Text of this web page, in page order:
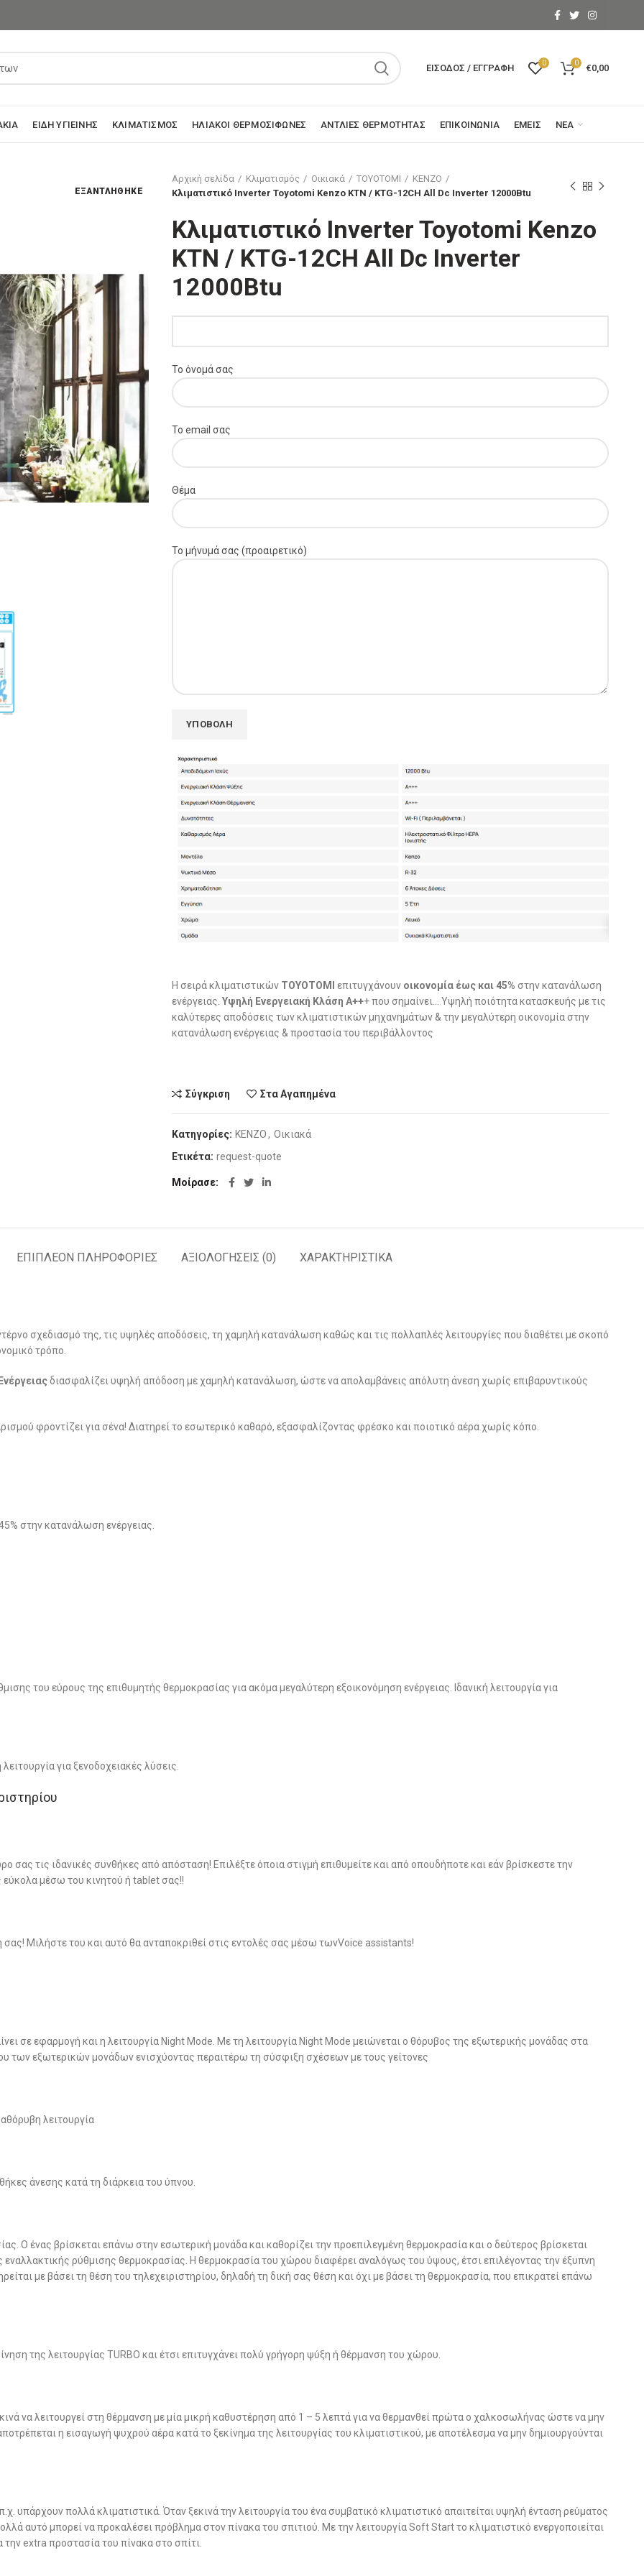
ΕΊΣΟΔΟΣ / ΕΓΓΡΑΦΉ 0 0 €0,00
ΕΊΔΗ ΥΓΙΕΙΝΉΣ ΚΛΙΜΑΤΙΣΜΌΣ ΗΛΙΑΚΟΊ ΘΕΡΜΟΣΊΦΩΝΕΣ ΑΝΤΛΊΕΣ ΘΕΡΜΌΤΗΤΑΣ ΕΠΙΚΟΙΝΩΝΊΑ ΕΜΕΊΣ ΝΈΑ
ΕΞΑΝΤΛΉΘΗΚΕ
Αρχική σελίδα Κλιματισμός Οικιακά TOYΟTOMI
KENZO
Κλιματιστικό Ιnverter Toyotomi Kenzo KTN / KTG-12CH All Dc Inverter 12000Btu
Κλιματιστικό Ιnverter Toyotomi Kenzo
KTN / KTG-12CH All Dc Inverter
12000Btu
Το όνομά σας
Το email σας
Θέμα
Το μήνυμά σας (προαιρετικό)
Η σειρά κλιματιστικώνTOYOTOMI επιτυγχάνουν οικονομία έως και 45% στην κατανάλωση
ενέργειας. Υψηλή Ενεργειακή Κλάση Α+++ που σημαίνει… Yψηλή ποιότητα κατασκευής με τις
καλύτερες αποδόσεις των κλιματιστικών μηχανημάτων & την μεγαλύτερη οικονομία στην
κατανάλωση ενέργειας & προστασία του περιβάλλοντος
Σύγκριση Στα Αγαπημένα
Κατηγορίες: KENZO, Οικιακά
Ετικέτα: request-quote
Μοίρασε
ΕΠΙΠΛΈΟΝ ΠΛΗΡΟΦΟΡΊΕΣ ΑΞΙΟΛΟΓΉΣΕΙΣ (0) ΧΑΡΑΚΤHΡΙΣΤΙΚΑ
σχεδιασμό της, τις υψηλές αποδόσεις, τη χαμηλή κατανάλωση καθώς και τις πολλαπλές λειτουργίες που διαθέτει με σκοπό
τρόπο.
διασφαλίζει υψηλή απόδοση με χαμηλή κατανάλωση, ώστε να απολαμβάνεις απόλυτη άνεση χωρίς επιβαρυντικούς
φροντίζει για σένα! Διατηρεί το εσωτερικό καθαρό, εξασφαλίζοντας φρέσκο και ποιοτικό αέρα χωρίς κόπο.
στην κατανάλωση ενέργειας.
του εύρους της επιθυμητής θερμοκρασίας για ακόμα μεγαλύτερη εξοικονόμηση ενέργειας. Ιδανική λειτουργία για
για ξενοδοχειακές λύσεις.
σας τις ιδανικές συνθήκες από απόσταση! Επιλέξτε όποια στιγμή επιθυμείτε και από οπουδήποτε και εάν βρίσκεστε την
εύκολα μέσω του κινητού ή tablet σας!!
Μιλήστε του και αυτό θα ανταποκριθεί στις εντολές σας μέσω τωνVoice assistants!
σε εφαρμογή και η λειτουργία Night Mode. Με τη λειτουργία Night Mode μειώνεται ο θόρυβος της εξωτερικής μονάδας στα
των εξωτερικών μονάδων ενισχύοντας περαιτέρω τη σύσφιξη σχέσεων με τους γείτονες
λειτουργία
άνεσης κατά τη διάρκεια του ύπνου.
Ο ένας βρίσκεται επάνω στην εσωτερική μονάδα και καθορίζει την προεπιλεγμένη θερμοκρασία και ο δεύτερος βρίσκεται
ρύθμισης θερμοκρασίας. Η θερμοκρασία του χώρου διαφέρει αναλόγως του ύψους, έτσι επιλέγοντας την έξυπνη
με βάσει τη θέση του τηλεχειριστηρίου, δηλαδή τη δική σας θέση και όχι με βάσει τη θερμοκρασία, που επικρατεί επάνω
της λειτουργίας TURBO και έτσι επιτυγχάνει πολύ γρήγορη ψύξη ή θέρμανση του χώρου.
να λειτουργεί στη θέρμανση με μία μικρή καθυστέρηση από 1 – 5 λεπτά για να θερμανθεί πρώτα ο χαλκοσωλήνας ώστε να μην
η εισαγωγή ψυχρού αέρα κατά το ξεκίνημα της λειτουργίας του κλιματιστικού, με αποτέλεσμα να μην δημιουργούνται
υπάρχουν πολλά κλιματιστικά. Όταν ξεκινά την λειτουργία του ένα συμβατικό κλιματιστικό απαιτείται υψηλή ένταση ρεύματος
αυτό μπορεί να προκαλέσει πρόβλημα στον πίνακα του σπιτιού. Με την λειτουργία Soft Start το κλιματιστικό ενεργοποιείται
extra προστασία του πίνακα στο σπίτι.